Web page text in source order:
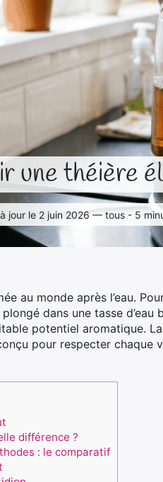
une théière
jour le 2 juin 2026 — tous - 5
au monde après l’eau.
dans une tasse d’eau
potentiel aromatique.
pour respecter
différence ?
: le comparatif